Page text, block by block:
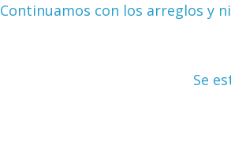
Continuamos con los arreglos y
Se